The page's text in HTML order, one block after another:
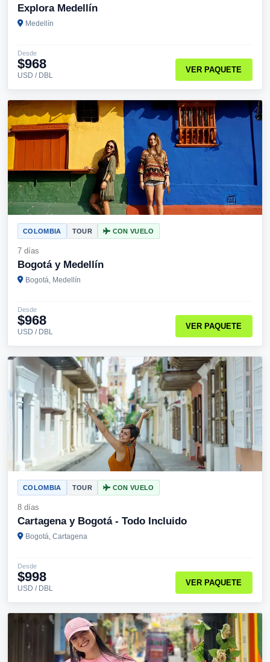
Explora Medellín
Medellín
Desde
$968
USD / DBL
VER PAQUETE
COLOMBIA TOUR CON VUELO
7 días
Bogotá y Medellín
Bogotá, Medellín
Desde
$968
USD / DBL
VER PAQUETE
COLOMBIA TOUR CON VUELO
8 días
Cartagena y Bogotá - Todo Incluido
Bogotá, Cartagena
Desde
$998
USD / DBL
VER PAQUETE